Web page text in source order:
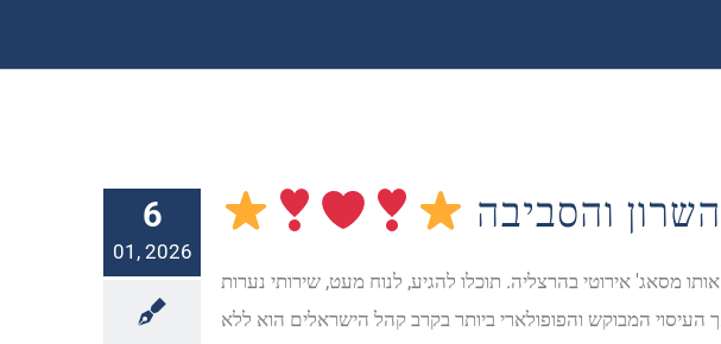
6
01, 2026
מסאג' אירוטי בהרצליה. תוכלו להגיע, לנוח מעט, שירותי נערות
העיסוי המבוקש והפופולארי ביותר בקרב קהל הישראלים הוא ללא